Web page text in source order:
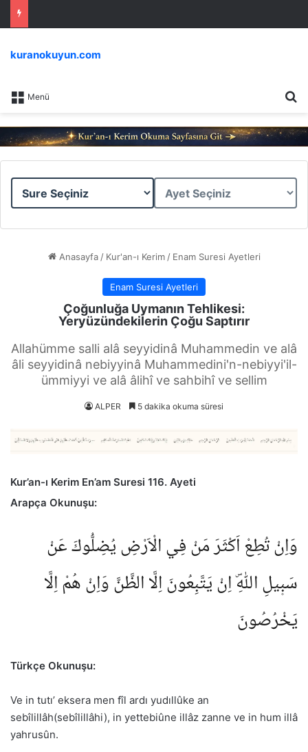
Menü
kuranokuyun.com
Sure
Ayet
Anasayfa / Kur'an-ı Kerim / Enam Suresi Ayetleri
Enam Suresi Ayetleri
Çoğunluğa Uymanın Tehlikesi:
Yeryüzündekilerin Çoğu Saptırır
Allahümme salli alâ seyyidinâ Muhammedin ve alâ
âli seyyidinâ nebiyyinâ Muhammedini'n-nebiyyi'il-
ümmiyyi ve alâ âlihî ve sahbihî ve sellim
ALPER 5 dakika okuma süresi
Kur’an-ı Kerim En’am Suresi 116. Ayeti
Arapça Okunuşu:
وَاِنْ تُطِعْ اَكْثَرَ مَنْ فِي الْاَرْضِ يُضِلُّوكَ عَنْ
سَب۪يلِ اللّٰهِۜ اِنْ يَتَّبِعُونَ اِلَّا الظَّنَّ وَاِنْ هُمْ اِلَّا
يَخْرُصُونَ
Türkçe Okunuşu:
Ve in tutı’ eksera men fîl ardı yudıllûke an
sebîlillâh(sebîlillâhi), in yettebiûne illâz zanne ve in hum illâ
yahrusûn.